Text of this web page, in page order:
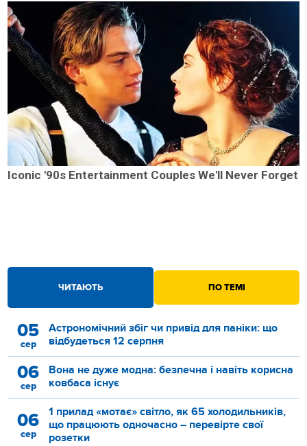
ЧИТАЮТЬ ПО ТЕМІ
05
сер
Астрономічний збіг чи привід для паніки: що
відбудеться 12 серпня
06
сер
Вона не дуже модна: безпечна і навіть корисна
ковбаса існує
06
сер
1 прилад «мотає» світло, як 65 холодильників,
що працюють одночасно – перевірте свої
розетки
Iconic '90s Entertainment Couples We'll Never Forget